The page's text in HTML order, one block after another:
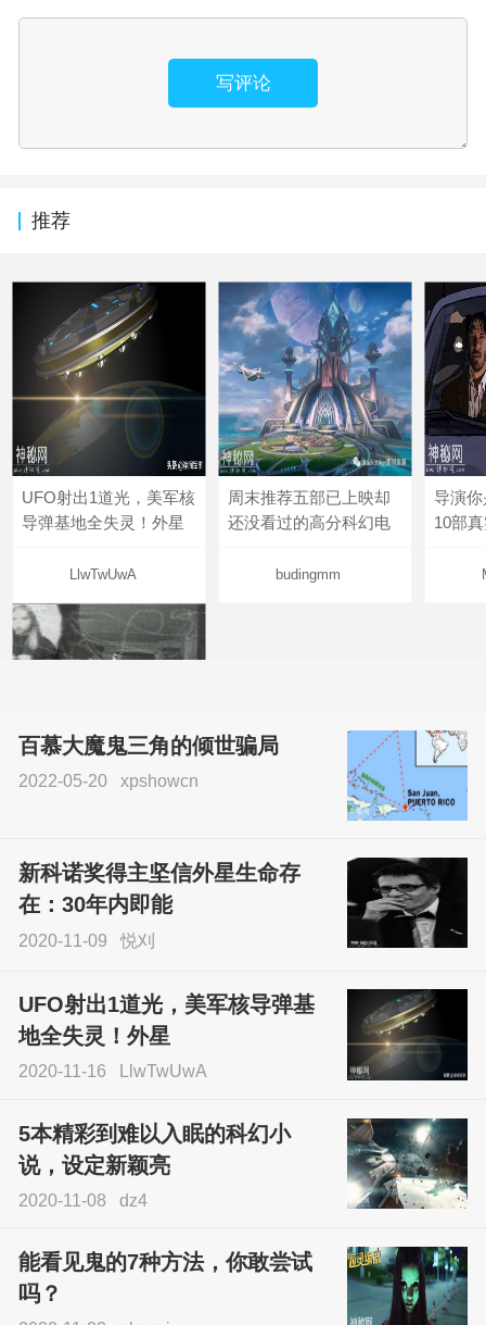
写评论
推荐
UFO射出1道光，美军核
导弹基地全失灵！外星
LlwTwUwA
周末推荐五部已上映却
还没看过的高分科幻电
budingmm
导演
10部
sskfn
百慕大魔鬼三角的倾世骗局
2022-05-20 xpshowcn
新科诺奖得主坚信外星生命存
在：30年内即能
2020-11-09 悦刈
UFO射出1道光，美军核导弹基
地全失灵！外星
2020-11-16 LlwTwUwA
5本精彩到难以入眠的科幻小
说，设定新颖亮
2020-11-08 dz4
能看见鬼的7种方法，你敢尝试
吗？